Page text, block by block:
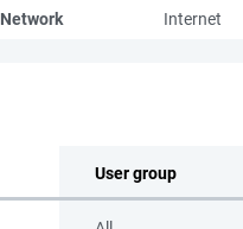
Network
Internet
User group